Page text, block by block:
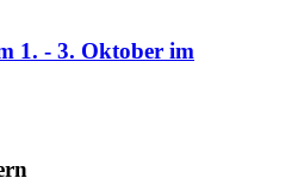
1. - 3. Oktober im